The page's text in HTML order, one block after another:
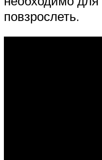
повзрослеть.